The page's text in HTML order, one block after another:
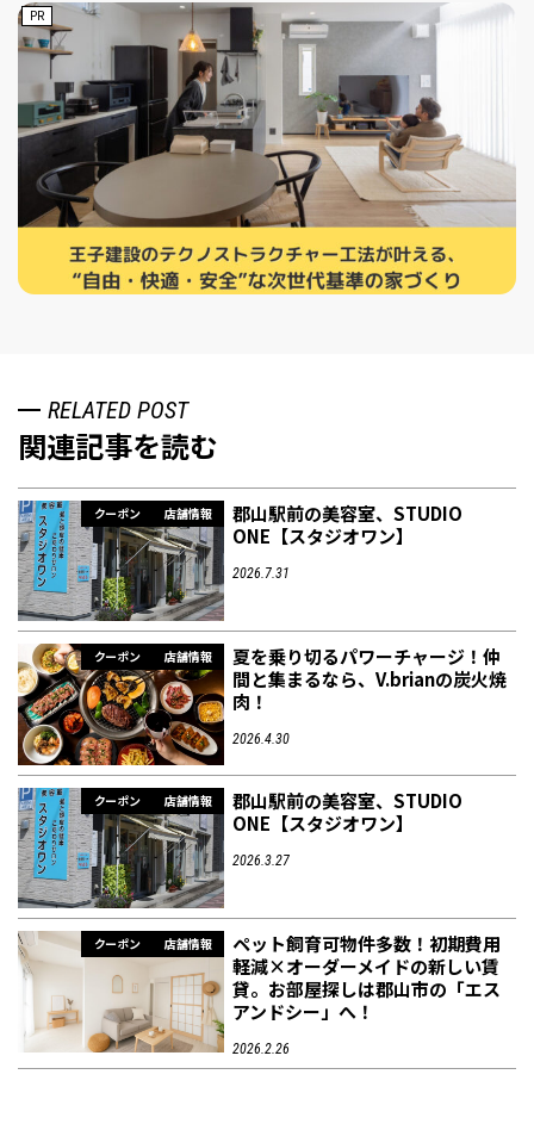
PR
RELATED POST
関連記事を読む
クーポン 店舗情報
郡山駅前の美容室、STUDIO
ONE【スタジオワン】
2026.7.31
クーポン 店舗情報
夏を乗り切るパワーチャージ！仲
間と集まるなら、V.brianの炭火焼
肉！
2026.4.30
クーポン 店舗情報
郡山駅前の美容室、STUDIO
ONE【スタジオワン】
2026.3.27
クーポン 店舗情報
ペット飼育可物件多数！初期費用
軽減×オーダーメイドの新しい賃
貸。お部屋探しは郡山市の「エス
アンドシー」へ！
2026.2.26